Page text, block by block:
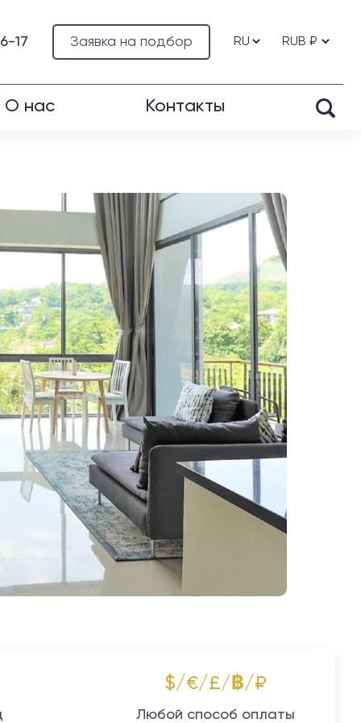
Заявка на подбор
17
О нас Контакты
$/€/£/฿/₽
Любой способ оплаты